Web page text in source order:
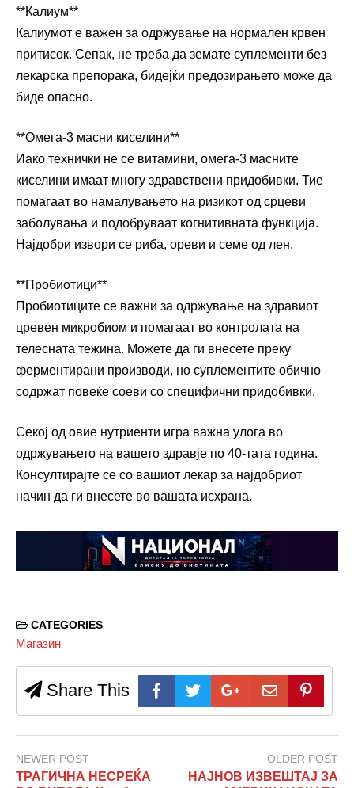
**Калиум**
Калиумот е важен за одржување на нормален крвен
притисок. Сепак, не треба да земате суплементи без
лекарска препорака, бидејќи предозирањето може да
биде опасно.
**Омега-3 масни киселини**
Иако технички не се витамини, омега-3 масните
киселини имаат многу здравствени придобивки. Тие
помагаат во намалувањето на ризикот од срцеви
заболувања и подобруваат когнитивната функција.
Најдобри извори се риба, ореви и семе од лен.
**Пробиотици**
Пробиотиците се важни за одржување на здравиот
цревен микробиом и помагаат во контролата на
телесната тежина. Можете да ги внесете преку
ферментирани производи, но суплементите обично
содржат повеќе соеви со специфични придобивки.
Секој од овие нутриенти игра важна улога во
одржувањето на вашето здравје по 40-тата година.
Консултирајте се со вашиот лекар за најдобриот
начин да ги внесете во вашата исхрана.
CATEGORIES
Магазин
Share This
NEWER POST
ТРАГИЧНА НЕСРЕЌА
OLDER POST
НАЈНОВ ИЗВЕШТАЈ ЗА